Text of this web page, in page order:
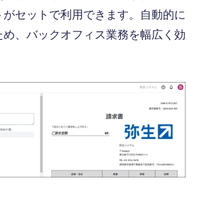
セットで利用できます。自動的に
、バックオフィス業務を幅広く効